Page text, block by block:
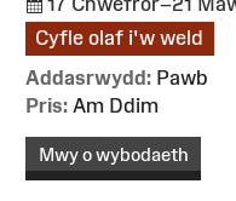
Cyfle olaf i'w weld
Addasrwydd: Pawb
Pris: Am Ddim
Mwy o wybodaeth